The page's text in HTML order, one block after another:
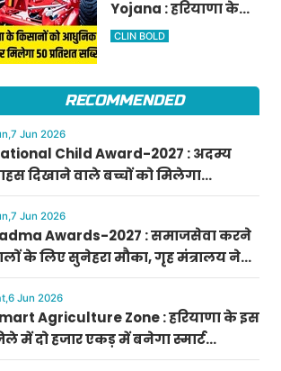
Yojana : हरियाणा के
किसानों को आधुनिक
फटाफट करें आवेदन
CLIN BOLD
RECOMMENDED
Jun 2026
Child Award-2027 : अदम्य
दिखाने वाले बच्चों को मिलेगा
राष्ट्रीय बाल पुरस्कार-2027, ऐसे
आवेदन
Jun 2026
Awards-2027 : समाजसेवा करने
के लिए सुनेहरा मौका, गृह मंत्रालय ने
पद्म पुरस्कार-2027 के लिए आवेदन
Jun 2026
Agriculture Zone : हरियाणा के इस
में दो हजार एकड़ में बनेगा स्मार्ट
जोन